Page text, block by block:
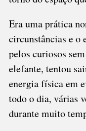
Era uma prática
circunstâncias e o
pelos curiosos
elefante, tentou
energia física em
todo o dia, várias
durante muito